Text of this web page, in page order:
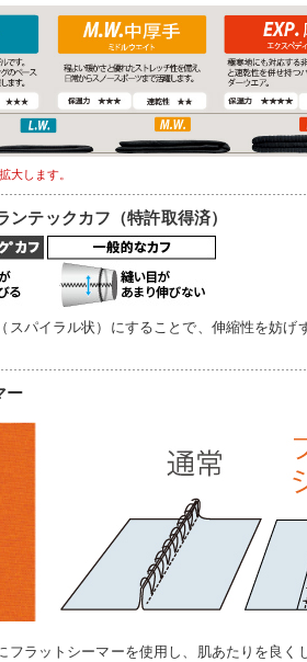
大します。
ンテックカフ（特許取得済）
スパイラル状）にすることで、伸縮性を妨
ー
フラットシーマーを使用し、肌あたりを良く